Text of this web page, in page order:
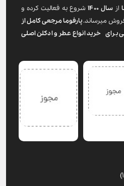
از سال ۱۴۰۰
شروع به فعالیت کرده و
میرساند.پارفومامرجعی کامل از
برای خرید انواع عطر و ادکلن اصلی